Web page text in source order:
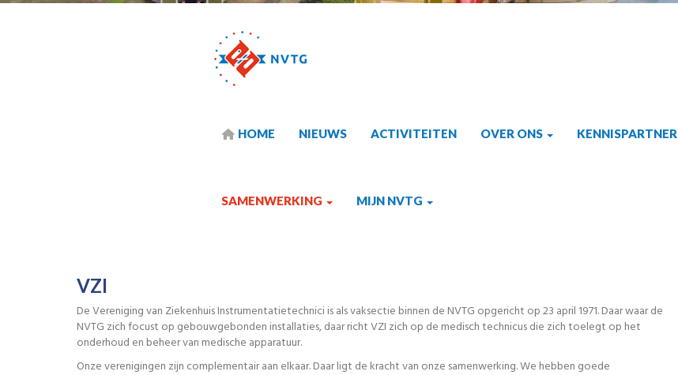
HOME NIEUWS ACTIVITEITEN OVER ONS KENNISPARTNER
SAMENWERKING MIJN NVTG
VZI
De Vereniging van Ziekenhuis Instrumentatietechnici is als vaksectie binnen de NVTG opgericht op 23 april 1971. Daar waar de
NVTG zich focust op gebouwgebonden installaties, daar richt VZI zich op de medisch technicus die zich toelegt op het
onderhoud en beheer van medische apparatuur.
Onze verenigingen zijn complementair aan elkaar. Daar ligt de kracht van onze samenwerking. We hebben goede